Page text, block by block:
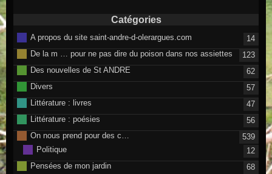
Catégories
A propos du site saint-andre-d-olerargues.com
14
De la m … pour ne pas dire du poison dans nos assiettes
123
Des nouvelles de St ANDRE
62
Divers
57
Littérature : livres
47
Littérature : poésies
56
On nous prend pour des c…
539
Politique
12
Pensées de mon jardin
68